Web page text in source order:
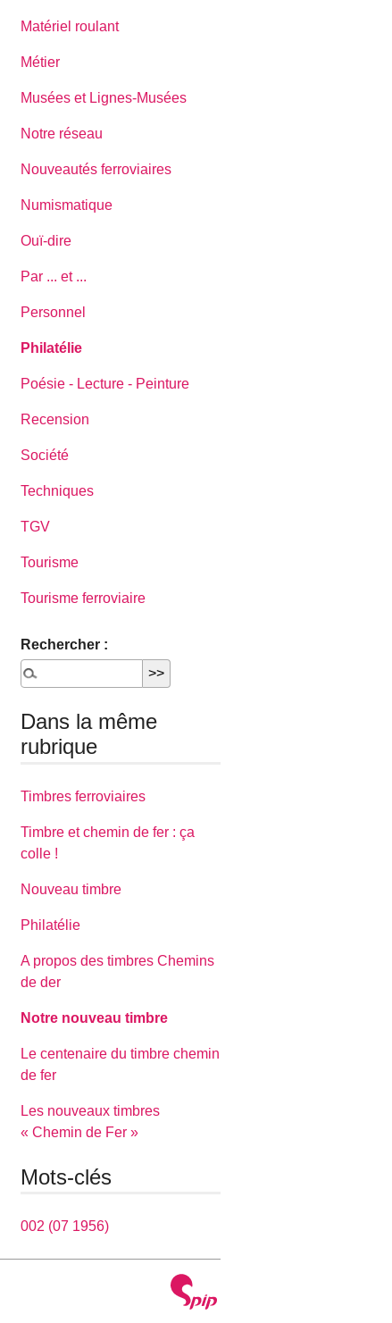
Matériel roulant
Métier
Musées et Lignes-Musées
Notre réseau
Nouveautés ferroviaires
Numismatique
Ouï-dire
Par ... et ...
Personnel
Philatélie
Poésie - Lecture - Peinture
Recension
Société
Techniques
TGV
Tourisme
Tourisme ferroviaire
Rechercher :
Dans la même
rubrique
Timbres ferroviaires
Timbre et chemin de fer : ça
colle !
Nouveau timbre
Philatélie
A propos des timbres Chemins
de der
Notre nouveau timbre
Le centenaire du timbre chemin
de fer
Les nouveaux timbres
« Chemin de Fer »
Mots-clés
002 (07 1956)